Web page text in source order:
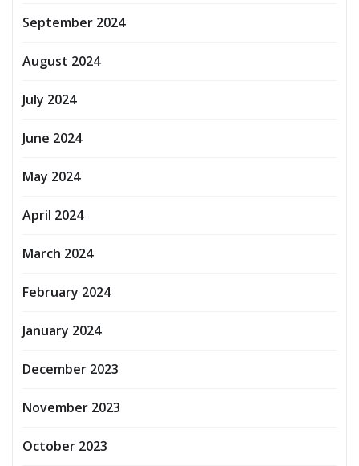
September 2024
August 2024
July 2024
June 2024
May 2024
April 2024
March 2024
February 2024
January 2024
December 2023
November 2023
October 2023